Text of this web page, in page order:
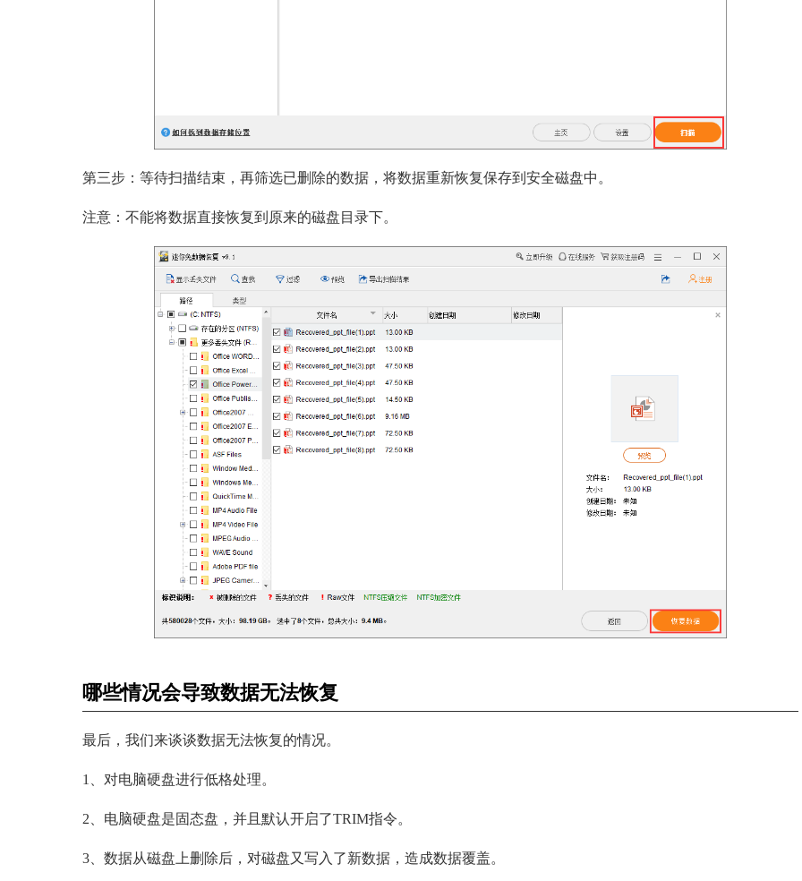
第三步：等待扫描结束，再筛选已删除的数据，将数据重新恢复保存到安全磁盘中。
注意：不能将数据直接恢复到原来的磁盘目录下。
哪些情况会导致数据无法恢复
最后，我们来谈谈数据无法恢复的情况。
1、对电脑硬盘进行低格处理。
2、电脑硬盘是固态盘，并且默认开启了TRIM指令。
3、数据从磁盘上删除后，对磁盘又写入了新数据，造成数据覆盖。